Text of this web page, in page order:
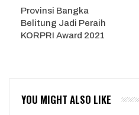
Provinsi Bangka
Belitung Jadi Peraih
KORPRI Award 2021
YOU MIGHT ALSO LIKE